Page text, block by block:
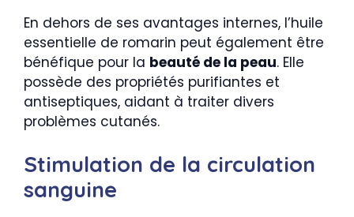
En dehors de ses avantages internes, l’huile
essentielle de romarin peut également être
bénéfique pour la beauté de la peau. Elle
possède des propriétés purifiantes et
antiseptiques, aidant à traiter divers
problèmes cutanés.
Stimulation de la circulation
sanguine